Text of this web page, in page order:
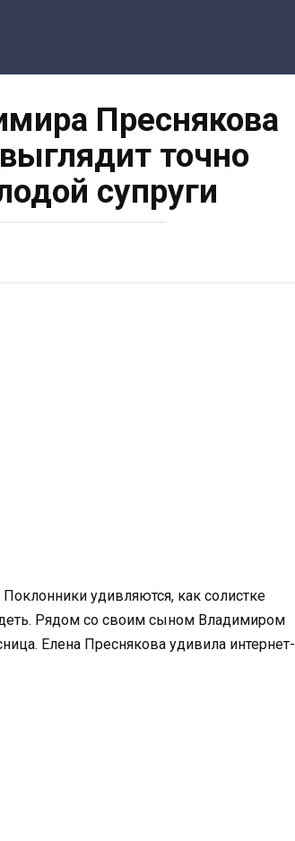
Преснякова
точно
супруги
удивляются, как солистке
Рядом со своим сыном Владимиром
Елена Преснякова удивила интернет-